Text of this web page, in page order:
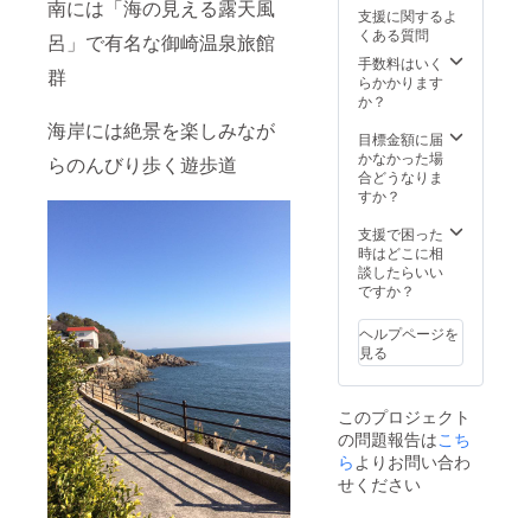
南には「海の見える露天風
呂」で有名な御崎温泉旅館
群
海岸には絶景を楽しみなが
らのんびり歩く遊歩道
台が丘
探検地
図 ＋ ・
森の庭
回数
券 500
円×２枚
１８年
１２月
３１日
※竹や森
をどう
ぞお持
ち帰り
くださ
支援に関するよ
くある質問
手数料はいく
らかかります
か？
目標金額に届
かなかった場
合どうなりま
すか？
支援で困った
時はどこに相
談したらいい
ですか？
ヘルプページを
見る
このプロジェクト
の問題報告はこち
らよりお問い合わ
せください